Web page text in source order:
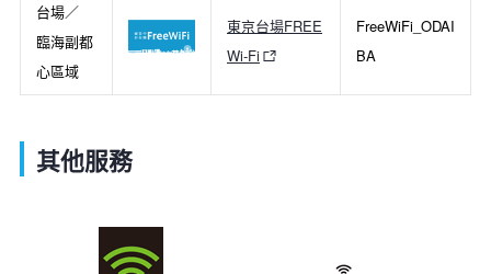
台場／
臨海副都
心區域
東京台場FREE
Wi-Fi
FreeWiFi_ODAI
BA
其他服務